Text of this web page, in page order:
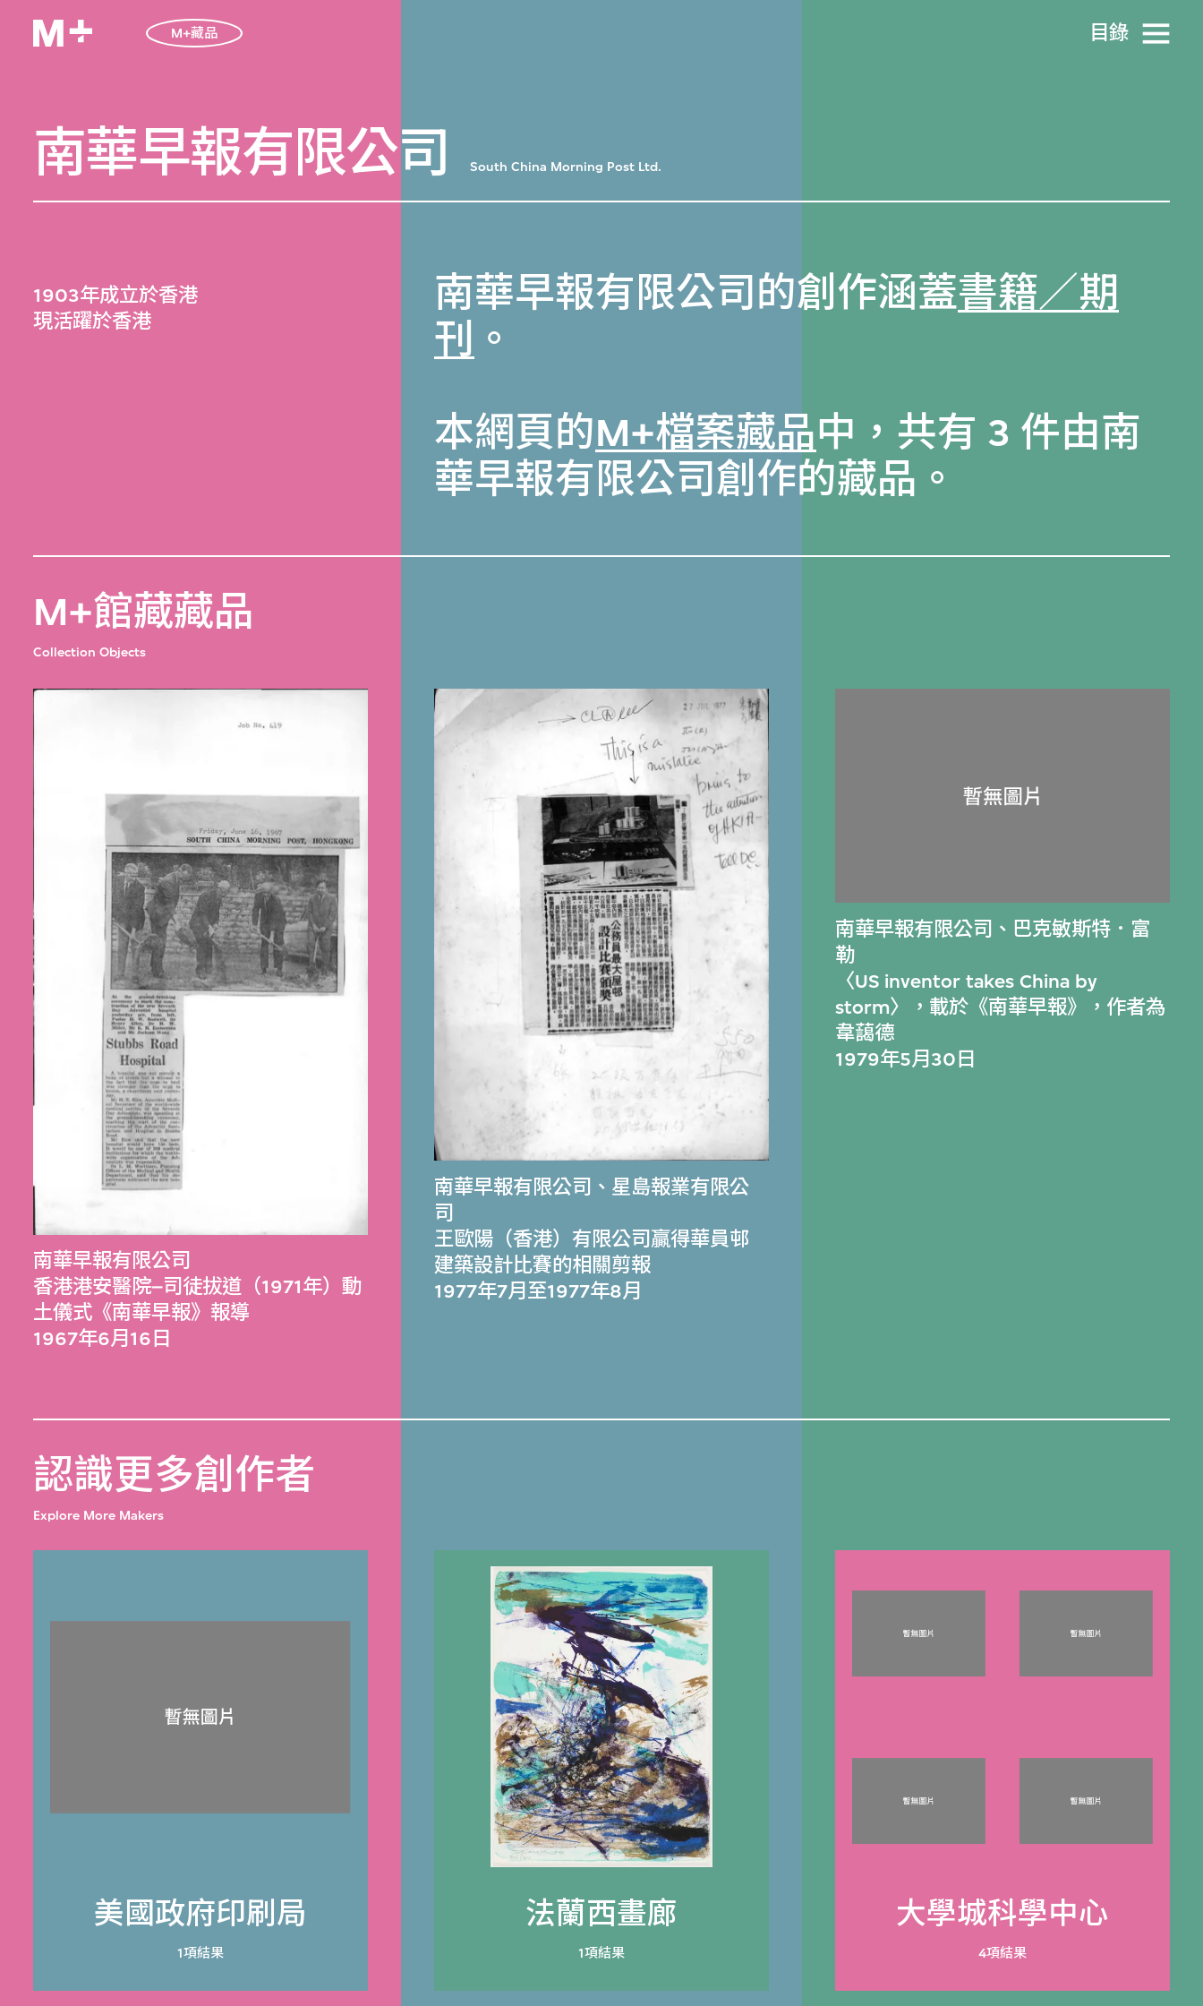
M+藏品 目​錄
南華早報有限公司 South China Morning Post Ltd.
1903年成立於香港
現活躍於香港
南華早報有限公司的創作涵蓋書籍／期
刊 。
本網頁的M+檔案藏品中，共有 3 件由南
華早報有限公司創作的藏品。
M+館藏藏品
Collection Objects
南華早報有限公司
香港港安醫院–司徒拔道（1971年）動
土儀式《南華早報》報導
1967年6月16日
南華早報有限公司 、 星島報業有限公
司
王歐陽（香港）有限公司贏得華員邨
建築設計比賽的相關剪報
1977年7月至1977年8月
南華早報有限公司 、 巴克敏斯特．富
勒
〈US inventor takes China by
storm〉，載於《南華早報》，作者為
韋藹德
1979年5月30日
認識更多創作者
Explore More Makers
美國政府印刷局
1項結果
法蘭西畫廊
1項結果
大學城科學中心
4項結果